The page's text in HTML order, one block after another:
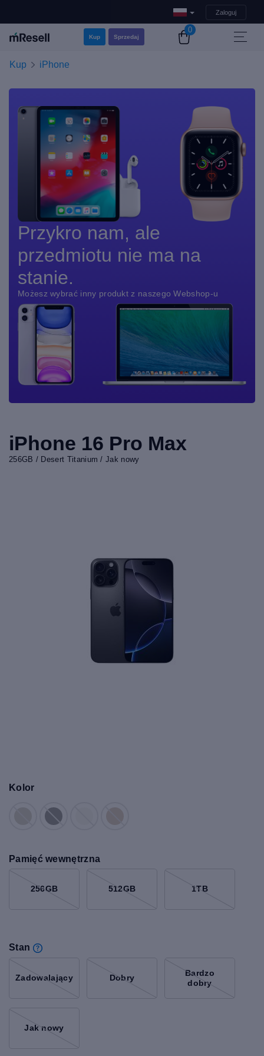
Zaloguj
Kup Sprzedaj
0
Kup iPhone
Przykro nam, ale
przedmiotu nie ma na
stanie.
Możesz wybrać inny produkt z naszego Webshop-u
iPhone 16 Pro Max
256GB / Desert Titanium / Jak nowy
Kolor
Pamięć wewnętrzna
256GB 512GB 1TB
Stan
Zadowalający Dobry
Bardzo
dobry
Jak nowy